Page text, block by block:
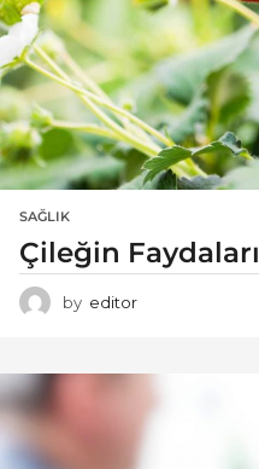
SAĞLIK
Çileğin Faydaları
by editor